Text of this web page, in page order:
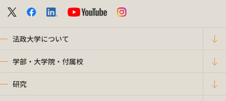
法政大学について
学部・大学院・付属校
研究